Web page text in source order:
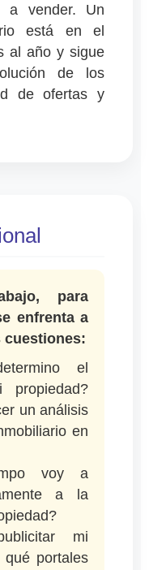
vender. Un
está en el
al año y sigue
de los
de ofertas y
para
enfrenta a
cuestiones:
el
un análisis
en
voy a
a la
mi
portales